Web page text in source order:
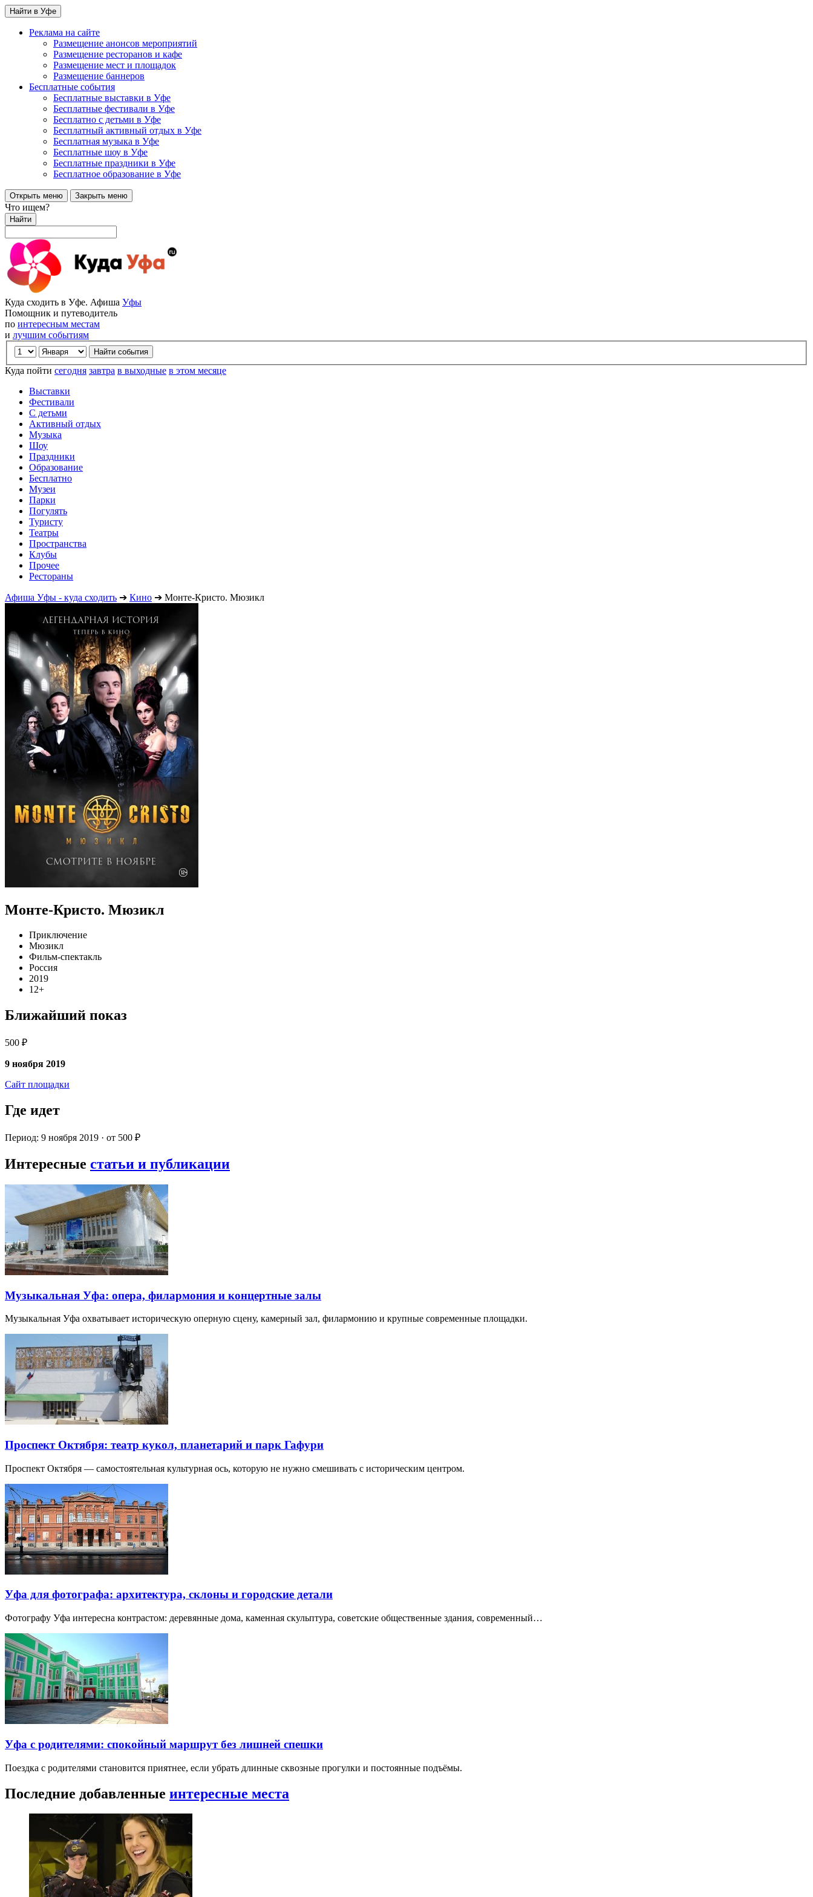
Найти в Уфе
Реклама на сайте
Размещение анонсов мероприятий
Размещение ресторанов и кафе
Размещение мест и площадок
Размещение баннеров
Бесплатные события
Бесплатные выставки в Уфе
Бесплатные фестивали в Уфе
Бесплатно с детьми в Уфе
Бесплатный активный отдых в Уфе
Бесплатная музыка в Уфе
Бесплатные шоу в Уфе
Бесплатные праздники в Уфе
Бесплатное образование в Уфе
Открыть меню Закрыть меню
Что ищем?
Найти
Куда сходить в Уфе. Афиша Уфы
Помощник и путеводитель
по интересным местам
и лучшим событиям
Куда пойти сегодня завтра в выходные в этом месяце
Выставки
Фестивали
С детьми
Активный отдых
Музыка
Шоу
Праздники
Образование
Бесплатно
Музеи
Парки
Погулять
Туристу
Театры
Пространства
Клубы
Прочее
Рестораны
Афиша Уфы - куда сходить ➔ Кино ➔ Монте-Кристо. Мюзикл
Монте-Кристо. Мюзикл
Приключение
Мюзикл
Фильм-спектакль
Россия
2019
12+
Ближайший показ
500 ₽
9 ноября 2019
Сайт площадки
Где идет
Период: 9 ноября 2019 · от 500 ₽
Интересные статьи и публикации
Музыкальная Уфа: опера, филармония и концертные залы
Музыкальная Уфа охватывает историческую оперную сцену, камерный зал, филармонию и крупные современные площадки.
Проспект Октября: театр кукол, планетарий и парк Гафури
Проспект Октября — самостоятельная культурная ось, которую не нужно смешивать с историческим центром.
Уфа для фотографа: архитектура, склоны и городские детали
Фотографу Уфа интересна контрастом: деревянные дома, каменная скульптура, советские общественные здания, современный…
Уфа с родителями: спокойный маршрут без лишней спешки
Поездка с родителями становится приятнее, если убрать длинные сквозные прогулки и постоянные подъёмы.
Последние добавленные интересные места